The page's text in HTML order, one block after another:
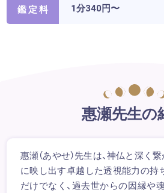
鑑 定 料 1分340円〜
惠瀬先生の
惠瀬（あやせ）先生は、神仏と深く
に映し出す卓越した透視能力の持
だけでなく、過去世からの因縁や